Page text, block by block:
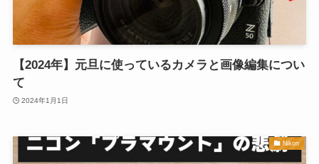
【2024年】元旦に使っているカメラと画像編集につい
て
2024年1月1日
Nikon